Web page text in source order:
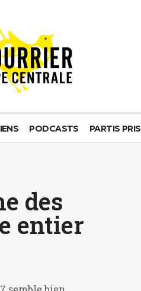
PODCASTS PARTIS PRIS
des
entier